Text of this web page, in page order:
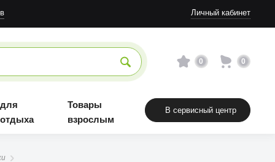
Личный кабинет
0 0
Товары
взрослым
В сервисный центр